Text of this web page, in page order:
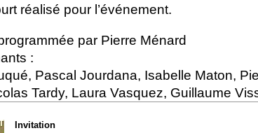
réalisé pour l’événement.
par Pierre Ménard
:
Pascal Jourdana, Isabelle Maton,
Tardy, Laura Vasquez, Guillaume
Invitation